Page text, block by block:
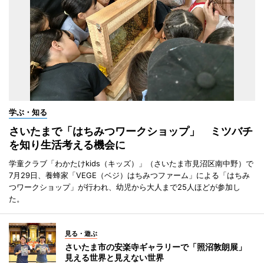
学ぶ・知る
さいたまで「はちみつワークショップ」 ミツバチ
を知り生活考える機会に
学童クラブ「わかたけkids（キッズ）」（さいたま市見沼区南中野）で
7月29日、養蜂家「VEGE（ベジ）はちみつファーム」による「はちみ
つワークショップ」が行われ、幼児から大人まで25人ほどが参加し
た。
見る・遊ぶ
さいたま市の安楽寺ギャラリーで「照沼敦朗展」
見える世界と見えない世界